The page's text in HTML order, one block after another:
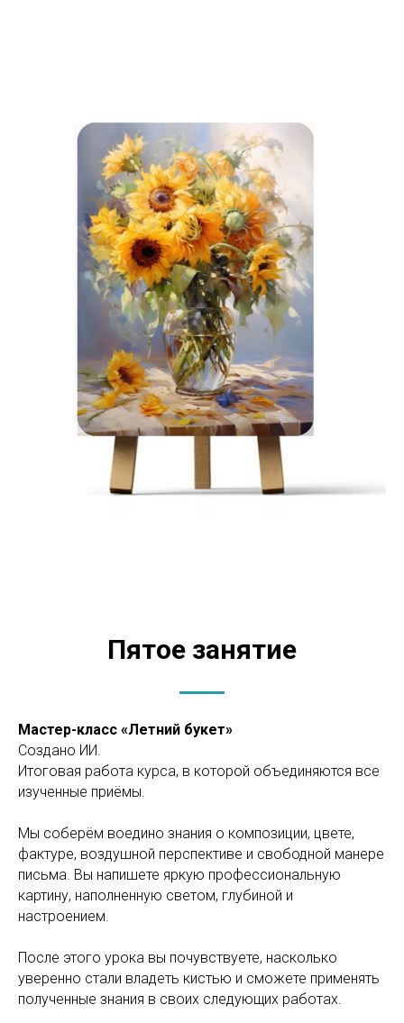
Пятое занятие
Мастер-класс «Летний букет»
Создано ИИ.
Итоговая работа курса, в которой объединяются все
изученные приёмы.
Мы соберём воедино знания о композиции, цвете,
фактуре, воздушной перспективе и свободной манере
письма. Вы напишете яркую профессиональную
картину, наполненную светом, глубиной и
настроением.
После этого урока вы почувствуете, насколько
уверенно стали владеть кистью и сможете применять
полученные знания в своих следующих работах.